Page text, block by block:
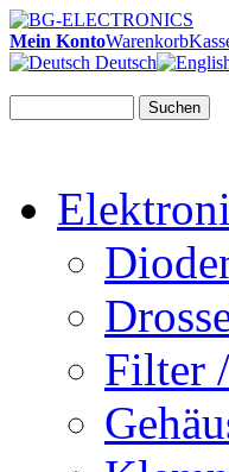
Mein KontoWarenkorb
Deutsch
Suchen
Filter